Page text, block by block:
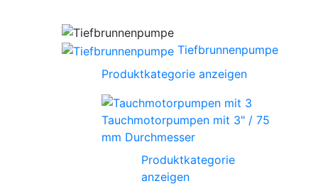
Tiefbrunnenpumpe
Produktkategorie anzeigen
Tauchmotorpumpen mit 3" / 75
mm Durchmesser
Produktkategorie
anzeigen